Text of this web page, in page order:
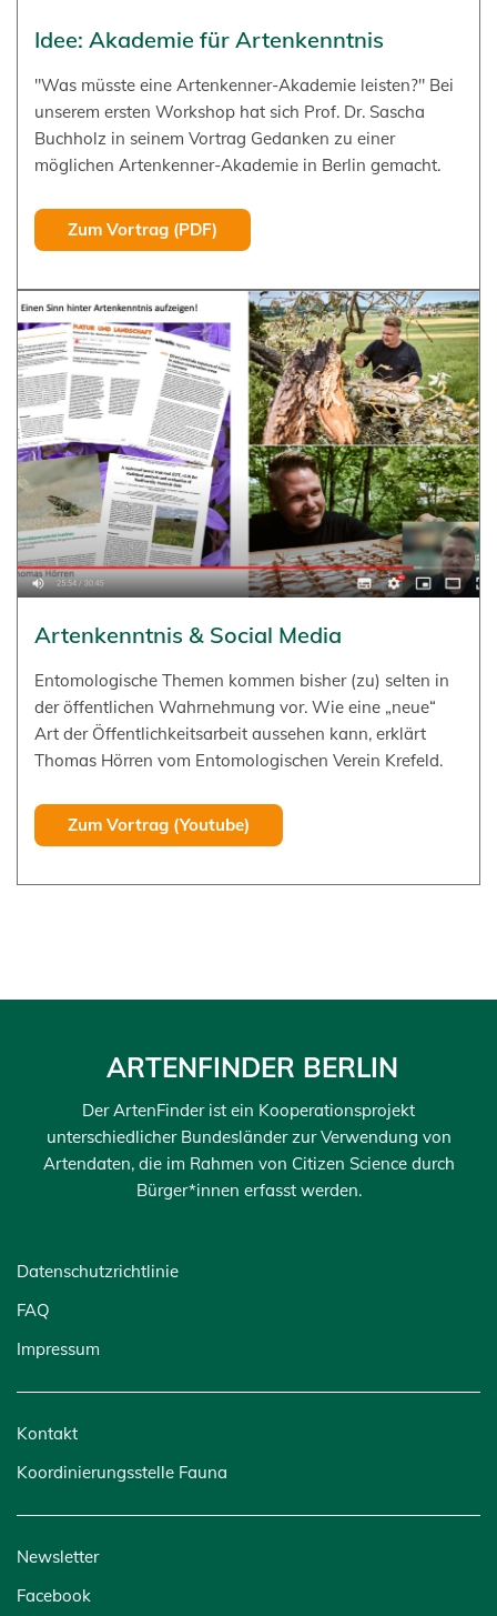
Idee: Akademie für Artenkenntnis
"Was müsste eine Artenkenner-Akademie leisten?" Bei
unserem ersten Workshop hat sich Prof. Dr. Sascha
Buchholz in seinem Vortrag Gedanken zu einer
möglichen Artenkenner-Akademie in Berlin gemacht.
Zum Vortrag (PDF)
Artenkenntnis & Social Media
Entomologische Themen kommen bisher (zu) selten in
der öffentlichen Wahrnehmung vor. Wie eine „neue“
Art der Öffentlichkeitsarbeit aussehen kann, erklärt
Thomas Hörren vom Entomologischen Verein Krefeld.
Zum Vortrag (Youtube)
ARTENFINDER BERLIN
Der ArtenFinder ist ein Kooperationsprojekt
unterschiedlicher Bundesländer zur Verwendung von
Artendaten, die im Rahmen von Citizen Science durch
Bürger*innen erfasst werden.
Datenschutzrichtlinie
FAQ
Impressum
Kontakt
Koordinierungsstelle Fauna
Newsletter
Facebook